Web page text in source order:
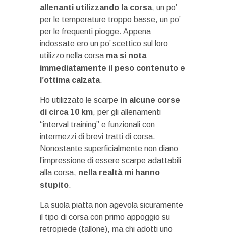
allenanti utilizzando la corsa, un po’
per le temperature troppo basse, un po’
per le frequenti piogge. Appena
indossate ero un po’ scettico sul loro
utilizzo nella corsa ma si nota
immediatamente il peso contenuto e
l’ottima calzata.
Ho utilizzato le scarpe in alcune corse
di circa 10 km, per gli allenamenti
“interval training” e funzionali con
intermezzi di brevi tratti di corsa.
Nonostante superficialmente non diano
l’impressione di essere scarpe adattabili
alla corsa, nella realtà mi hanno
stupito.
La suola piatta non agevola sicuramente
il tipo di corsa con primo appoggio su
retropiede (tallone), ma chi adotti uno